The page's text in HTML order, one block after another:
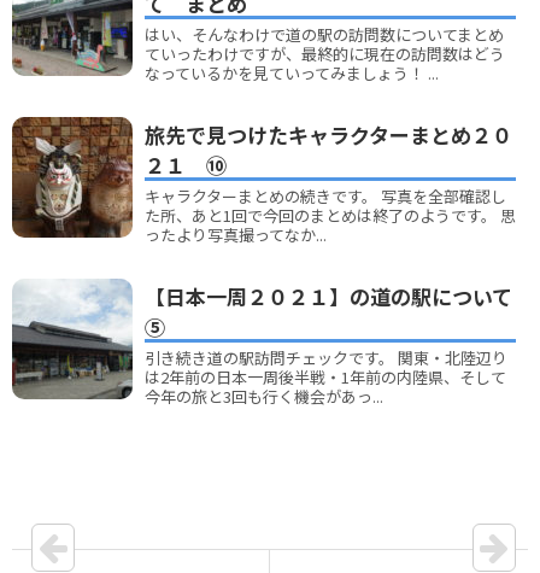
はい、そんなわけで道の駅の訪問数についてまとめ
ていったわけですが、最終的に現在の訪問数はどう
なっているかを見ていってみましょう！ ...
旅先で見つけたキャラクターまとめ２０
２１ ⑩
キャラクターまとめの続きです。 写真を全部確認し
た所、あと1回で今回のまとめは終了のようです。 思
ったより写真撮ってなか...
【日本一周２０２１】の道の駅について
⑤
引き続き道の駅訪問チェックです。 関東・北陸辺り
は2年前の日本一周後半戦・1年前の内陸県、そして
今年の旅と3回も行く機会があっ...